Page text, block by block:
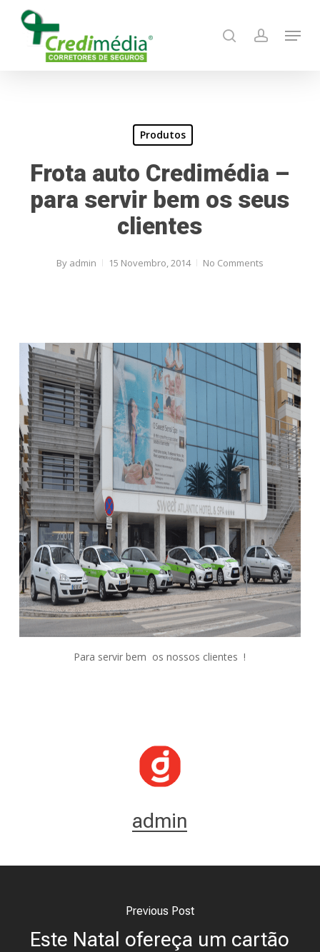
search account
Menu
Produtos
Frota auto Credimédia –
para servir bem os seus
clientes
By admin 15 Novembro, 2014 No Comments
Para servir bem os nossos clientes !
admin
Previous Post
Este Natal ofereça um cartão